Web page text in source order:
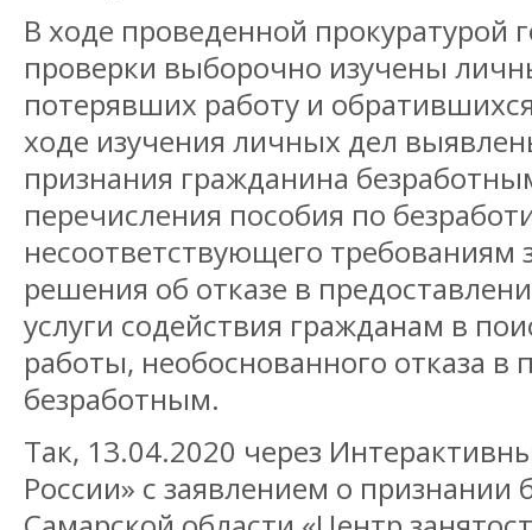
В ходе проведенной прокуратурой
проверки выборочно изучены
потерявших работу и
ходе изучения личных дел
признания гражданина
перечисления пособия по
несоответствующего требованиям
решения об отказе в
услуги содействия гражданам в
работы, необоснованного отказа в
безработным.
Так, 13.04.2020 через
России» с заявлением о признании